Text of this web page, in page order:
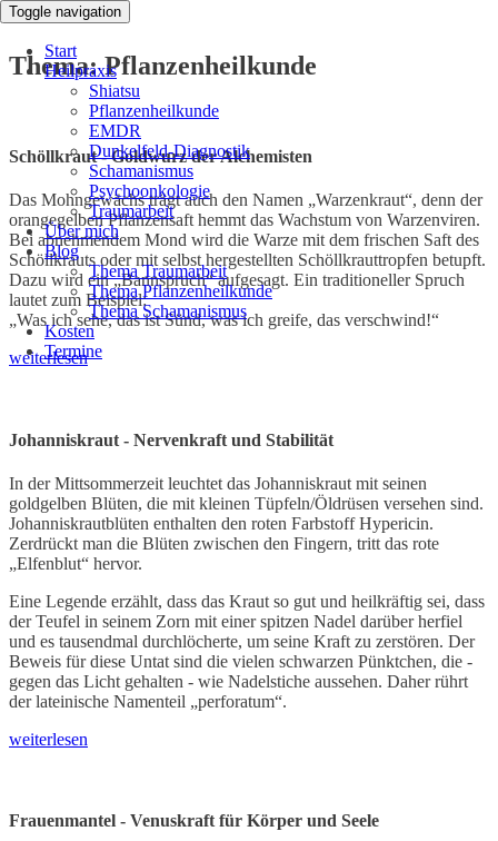
Toggle navigation
Start
Heilpraxis
Shiatsu
Pflanzenheilkunde
EMDR
Dunkelfeld-Diagnostik
Schamanismus
Psychoonkologie
Traumarbeit
Über mich
Blog
Thema Traumarbeit
Thema Pflanzenheilkunde
Thema Schamanismus
Kosten
Termine
Thema: Pflanzenheilkunde
Schöllkraut - Goldwurz der Alchemisten
Das Mohngewächs trägt auch den Namen „Warzenkraut“, denn der
orangegelben Pflanzensaft hemmt das Wachstum von Warzenviren.
Bei abnehmendem Mond wird die Warze mit dem frischen Saft des
Schöllkrauts oder mit selbst hergestellten Schöllkrauttropfen betupft.
Dazu wird ein „Bannspruch“ aufgesagt. Ein traditioneller Spruch
lautet zum Beispiel:
„Was ich sehe, das ist Sünd, was ich greife, das verschwind!“
weiterlesen
Johanniskraut - Nervenkraft und Stabilität
In der Mittsommerzeit leuchtet das Johanniskraut mit seinen
goldgelben Blüten, die mit kleinen Tüpfeln/Öldrüsen versehen sind.
Johanniskrautblüten enthalten den roten Farbstoff Hypericin.
Zerdrückt man die Blüten zwischen den Fingern, tritt das rote
„Elfenblut“ hervor.
Eine Legende erzählt, dass das Kraut so gut und heilkräftig sei, dass
der Teufel in seinem Zorn mit einer spitzen Nadel darüber herfiel
und es tausendmal durchlöcherte, um seine Kraft zu zerstören. Der
Beweis für diese Untat sind die vielen schwarzen Pünktchen, die -
gegen das Licht gehalten - wie Nadelstiche aussehen. Daher rührt
der lateinische Namenteil „perforatum“.
weiterlesen
Frauenmantel - Venuskraft für Körper und Seele